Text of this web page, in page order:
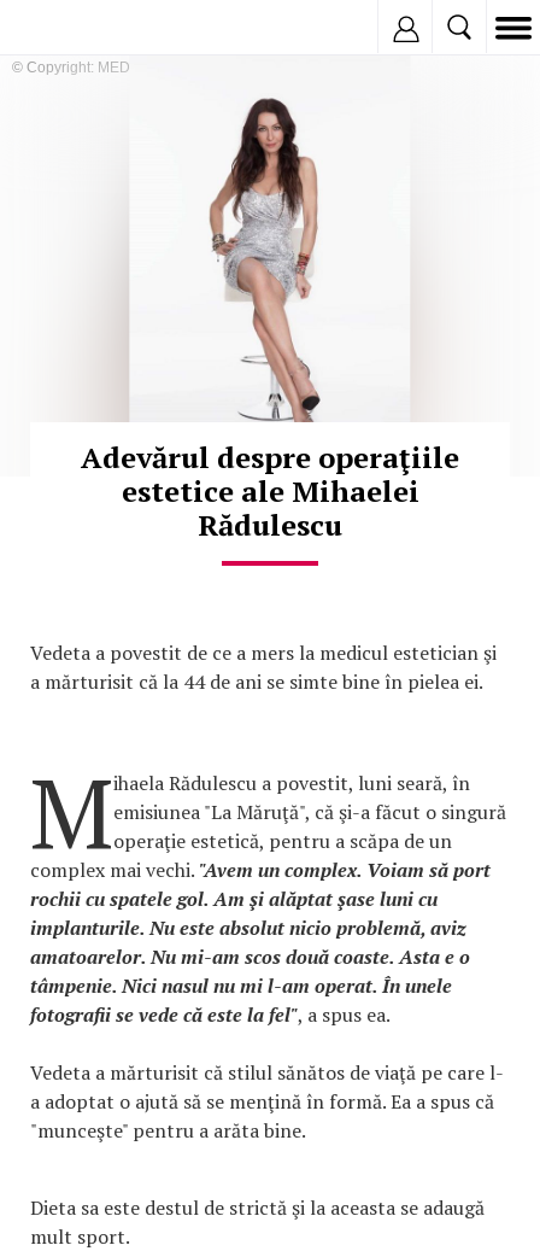
© Copyright: MEDIAFAX
Adevărul despre operaţiile
estetice ale Mihaelei
Rădulescu
Vedeta a povestit de ce a mers la medicul estetician şi
a mărturisit că la 44 de ani se simte bine în pielea ei.
Mihaela Rădulescu a povestit, luni seară, în
emisiunea "La Măruţă", că şi-a făcut o singură
operaţie estetică, pentru a scăpa de un
complex mai vechi. "Avem un complex. Voiam să port
rochii cu spatele gol. Am şi alăptat şase luni cu
implanturile. Nu este absolut nicio problemă, aviz
amatoarelor. Nu mi-am scos două coaste. Asta e o
tâmpenie. Nici nasul nu mi l-am operat. În unele
fotografii se vede că este la fel", a spus ea.
Vedeta a mărturisit că stilul sănătos de viaţă pe care l-
a adoptat o ajută să se menţină în formă. Ea a spus că
"munceşte" pentru a arăta bine.
Dieta sa este destul de strictă şi la aceasta se adaugă
mult sport.